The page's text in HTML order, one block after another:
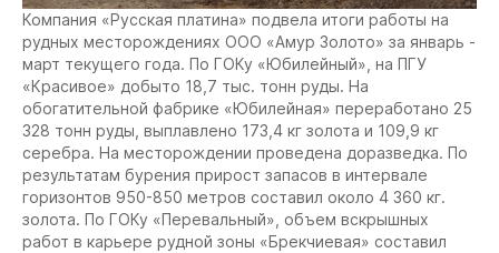
Компания «Русская платина» подвела итоги работы на
рудных месторождениях ООО «Амур Золото» за январь -
март текущего года. По ГОКу «Юбилейный», на ПГУ
«Красивое» добыто 18,7 тыс. тонн руды. На
обогатительной фабрике «Юбилейная» переработано 25
328 тонн руды, выплавлено 173,4 кг золота и 109,9 кг
серебра. На месторождении проведена доразведка. По
результатам бурения прирост запасов в интервале
горизонтов 950-850 метров составил около 4 360 кг.
золота. По ГОКу «Перевальный», объем вскрышных
работ в карьере рудной зоны «Брекчиевая» составил